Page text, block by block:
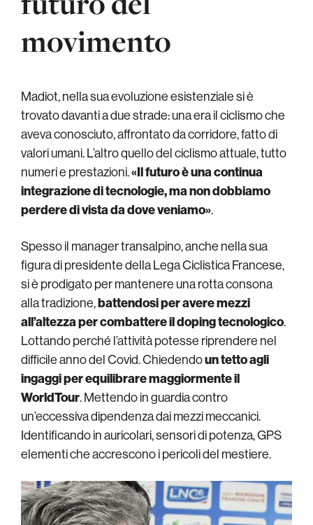
movimento
Madiot, nella sua evoluzione esistenziale si è
trovato davanti a due strade: una era il ciclismo che
aveva conosciuto, affrontato da corridore, fatto di
valori umani. L’altro quello del ciclismo attuale, tutto
numeri e prestazioni.«Il futuro è una continua
integrazione di tecnologie, ma non dobbiamo
perdere di vista da dove veniamo».
Spesso il manager transalpino, anche nella sua
figura di presidente della Lega Ciclistica Francese,
si è prodigato per mantenere una rotta consona
alla tradizione,battendosi per avere mezzi
all’altezza per combattere il doping tecnologico.
Lottando perché l’attività potesse riprendere nel
difficile anno del Covid. Chiedendoun tetto agli
ingaggi per equilibrare maggiormente il
WorldTour. Mettendo in guardia contro
un’eccessiva dipendenza dai mezzi meccanici.
Identificando in auricolari, sensori di potenza, GPS
elementi che accrescono i pericoli del mestiere.